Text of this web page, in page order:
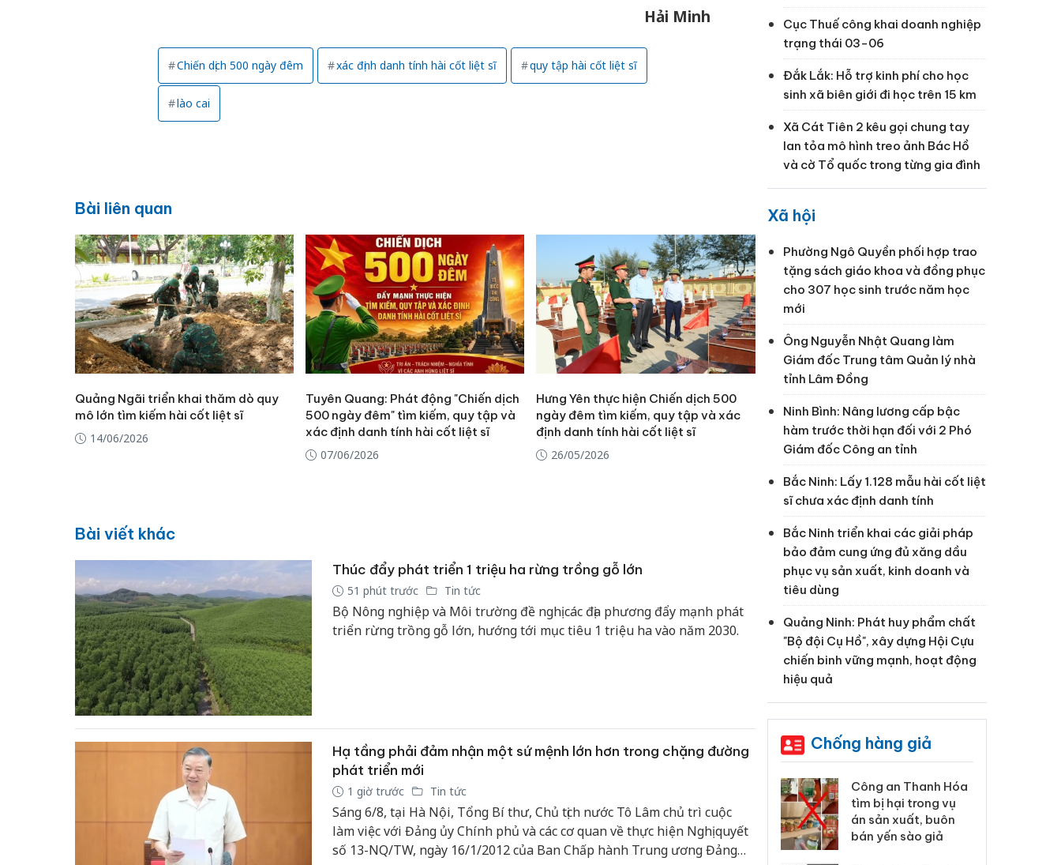
Hải Minh
Chiến dịch 500 ngày đêm xác định danh tính hài cốt liệt sĩ quy tập hài cốt liệt sĩ
lào cai
Bài liên quan
Quảng Ngãi triển khai thăm dò quy
mô lớn tìm kiếm hài cốt liệt sĩ
14/06/2026
Tuyên Quang: Phát động "Chiến dịch
500 ngày đêm" tìm kiếm, quy tập và
xác định danh tính hài cốt liệt sĩ
07/06/2026
Hưng Yên thực hiện Chiến dịch 500
ngày đêm tìm kiếm, quy tập và xác
định danh tính hài cốt liệt sĩ
26/05/2026
Bài viết khác
Thúc đẩy phát triển 1 triệu ha rừng trồng gỗ lớn
51 phút trước Tin tức
Bộ Nông nghiệp và Môi trường đề nghị các địa phương đẩy mạnh phát
triển rừng trồng gỗ lớn, hướng tới mục tiêu 1 triệu ha vào năm 2030.
Hạ tầng phải đảm nhận một sứ mệnh lớn hơn trong chặng đường
phát triển mới
1 giờ trước Tin tức
Sáng 6/8, tại Hà Nội, Tổng Bí thư, Chủ tịch nước Tô Lâm chủ trì cuộc
làm việc với Đảng ủy Chính phủ và các cơ quan về thực hiện Nghị quyết
số 13-NQ/TW, ngày 16/1/2012 của Ban Chấp hành Trung ương Đảng
Cục Thuế công khai doanh nghiệp
trạng thái 03-06
Đắk Lắk: Hỗ trợ kinh phí cho học
sinh xã biên giới đi học trên 15 km
Xã Cát Tiên 2 kêu gọi chung tay
lan tỏa mô hình treo ảnh Bác Hồ
và cờ Tổ quốc trong từng gia đình
Xã hội
Phường Ngô Quyền phối hợp trao
tặng sách giáo khoa và đồng phục
cho 307 học sinh trước năm học
mới
Ông Nguyễn Nhật Quang làm
Giám đốc Trung tâm Quản lý nhà
tỉnh Lâm Đồng
Ninh Bình: Nâng lương cấp bậc
hàm trước thời hạn đối với 2 Phó
Giám đốc Công an tỉnh
Bắc Ninh: Lấy 1.128 mẫu hài cốt liệt
sĩ chưa xác định danh tính
Bắc Ninh triển khai các giải pháp
bảo đảm cung ứng đủ xăng dầu
phục vụ sản xuất, kinh doanh và
tiêu dùng
Quảng Ninh: Phát huy phẩm chất
"Bộ đội Cụ Hồ", xây dựng Hội Cựu
chiến binh vững mạnh, hoạt động
hiệu quả
Chống hàng giả
tìm bị hại trong vụ
án sản xuất, buôn
bán yến sào giả
Lào Cai xử lý 83 vụ vi
phạm thương mại
trong tháng 7